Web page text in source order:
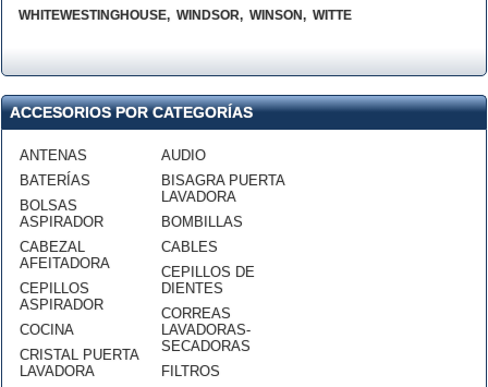
WHITEWESTINGHOUSE, WINDSOR, WINSON, WITTE
ACCESORIOS POR CATEGORÍAS
ANTENAS
BATERÍAS
BOLSAS
ASPIRADOR
CABEZAL
AFEITADORA
CEPILLOS
ASPIRADOR
COCINA
CRISTAL PUERTA
LAVADORA
AUDIO
BISAGRA PUERTA
LAVADORA
BOMBILLAS
CABLES
CEPILLOS DE
DIENTES
CORREAS
LAVADORAS-
SECADORAS
FILTROS